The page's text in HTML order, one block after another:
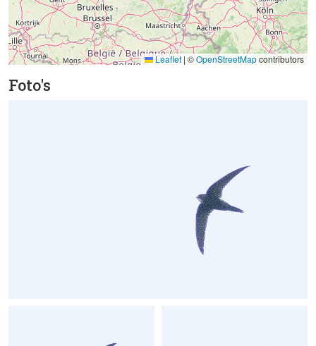
Leaflet| ©OpenStreetMapcontributors
Foto's